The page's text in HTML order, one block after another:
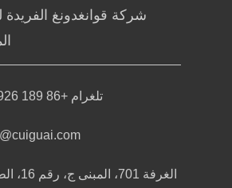
شركة قوانغدونغ الفريدة
تلغرام +86 189 2926 7983
الغرفة 701،